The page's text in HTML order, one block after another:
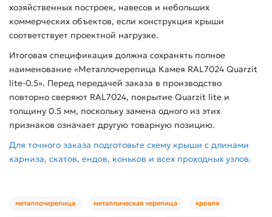
хозяйственных построек, навесов и небольших
коммерческих объектов, если конструкция крыши
соответствует проектной нагрузке.
Итоговая спецификация должна сохранять полное
наименование «Металлочерепица Камея RAL7024 Quarzit
lite-0.5». Перед передачей заказа в производство
повторно сверяют RAL7024, покрытие Quarzit lite и
толщину 0.5 мм, поскольку замена одного из этих
признаков означает другую товарную позицию.
Для точного заказа подготовьте схему крыши с длинами
карниза, скатов, ендов, коньков и всех проходных узлов.
металлочерепица металлическая черепица кровля